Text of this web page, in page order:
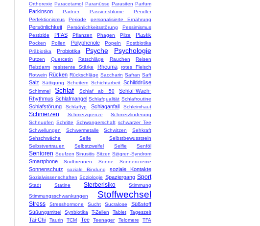
Orthorexie Paracetamol Paranüsse Parasiten Parfum
Parkinson Partner Passionsblume
Pendler
Perfektionismus
Periode personalisierte Ernährung
Persönlichkeit Persönlichkeitsstörung
Pessimismus
Pestizide
PFAS Pflanzen Phagen Pilze Plastik
Pocken Pollen Polyphenole Popeln
Postbiotika
Präbiotika
Probiotika Psyche Psychologie
Putzen Quercetin Ratschläge Rauchen
Reisen
Reizdarm
resistente Stärke Rheuma
rotes Fleisch
Rotwein Rücken Rückschläge Saccharin Safran Saft
Salz Sättigung Scheitern Schichtarbeit Schilddrüse
Schimmel Schlaf Schlaf ab 50
Schlaf-Wach-
Rhythmus Schlafmangel Schlafqualität Schlafroutine
Schlafstörung Schlaftyp Schlaganfall Schleimhaut
Schmerzen Schmerzgrenze
Schmerzlinderung
Schnupfen Schritte Schwangerschaft schwarzer Tee
Schwellungen
Schwermetalle Schwitzen
Sehkraft
Sehschwäche
Seife
Selbstbewusstsein
Selbstvertrauen
Selbstzweifel Selfie Senföl
Senioren Seufzen Sinusitis Sitzen Sjögren-Syndrom
Smartphone Sodbrennen Sonne Sonnencreme
Sonnenschutz soziale Bindung soziale Kontakte
Sozialwissenschaften Soziologie Spaziergang Sport
Stadt Statine Sterberisiko
Stimmung
Stimmungsschwankungen
Stoffwechsel
Stress Stresshormone Sucht Sucralose Süßstoff
Süßungsmittel Synbiotika T-Zellen Tablet Tageszeit
Tai-Chi Taurin TCM Tee Teenager Telomere
TFA